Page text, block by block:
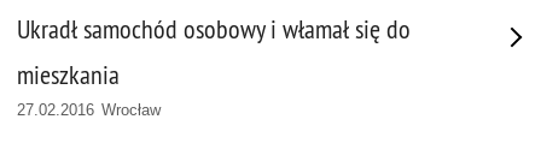
Ukradł samochód osobowy i włamał się do
mieszkania
27.02.2016 Wrocław